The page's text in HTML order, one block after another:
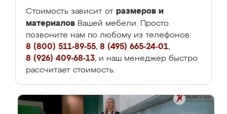
Стоимость зависит от размеров и
материалов Вашей мебели. Просто
позвоните нам по любому из телефонов:
8 (800) 511-89-55, 8 (495) 665-24-01,
8 (926) 409-68-13, и наш менеджер быстро
рассчитает стоимость.